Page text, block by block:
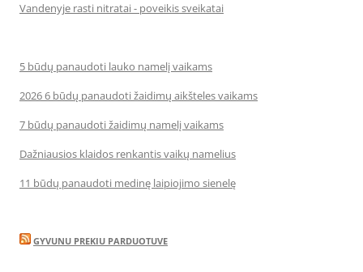
Vandenyje rasti nitratai - poveikis sveikatai
5 būdų panaudoti lauko namelį vaikams
2026 6 būdų panaudoti žaidimų aikšteles vaikams
7 būdų panaudoti žaidimų namelį vaikams
Dažniausios klaidos renkantis vaikų namelius
11 būdų panaudoti medinę laipiojimo sienelę
GYVUNU PREKIU PARDUOTUVE